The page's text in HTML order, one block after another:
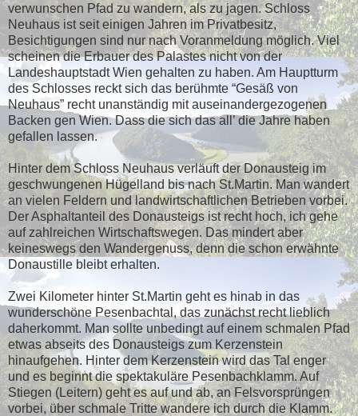
verwunschen Pfad zu wandern, als zu jagen. Schloss
Neuhaus ist seit einigen Jahren im Privatbesitz,
Besichtigungen sind nur nach Voranmeldung möglich. Viel
scheinen die Erbauer des Palastes nicht von der
Landeshauptstadt Wien gehalten zu haben. Am Hauptturm
des Schlosses reckt sich das berühmte “Gesäß von
Neuhaus” recht unanständig mit auseinandergezogenen
Backen gen Wien. Dass die sich das all’ die Jahre haben
gefallen lassen.
Hinter dem Schloss Neuhaus verläuft der Donausteig im
geschwungenen Hügelland bis nach St.Martin. Man wandert
an vielen Feldern und landwirtschaftlichen Betrieben vorbei.
Der Asphaltanteil des Donausteigs ist recht hoch, ich gehe
auf zahlreichen Wirtschaftswegen. Das mindert aber
keineswegs den Wandergenuss, denn die schon erwähnte
Donaustille bleibt erhalten.
Zwei Kilometer hinter St.Martin geht es hinab in das
wunderschöne Pesenbachtal, das zunächst recht lieblich
daherkommt. Man sollte unbedingt auf einem schmalen Pfad
etwas abseits des Donausteigs zum Kerzenstein
hinaufgehen. Hinter dem Kerzenstein wird das Tal enger
und es beginnt die spektakuläre Pesenbachklamm. Auf
Stiegen (Leitern) geht es auf und ab, an Felsvorsprüngen
vorbei, über schmale Tritte wandere ich durch die Klamm.